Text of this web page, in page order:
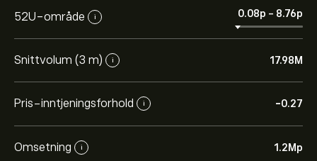
52U-område i 0.08‎p‎ - 8.76‎p‎
Snittvolum (3 m) i 17.98M
Pris-inntjeningsforhold i -0.27
Omsetning i 1.2M‎p‎